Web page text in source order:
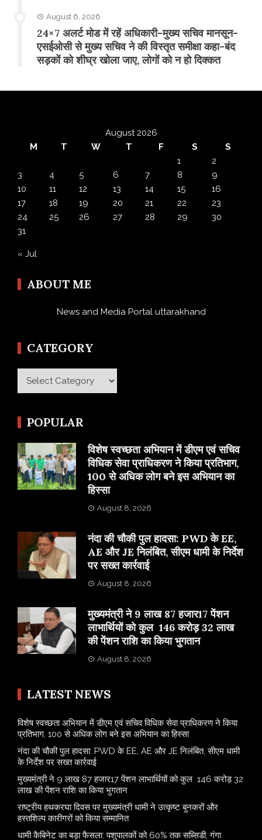
August 6, 2026
24×7 अलर्ट मोड में रहें अधिकारी-मुख्य सचिव मानसून-
एसईओसी से मुख्य सचिव ने की विस्तृत समीक्षा कहा-बंद
सड़कों को शीघ्र खोला जाए, लोगों को न हो दिक्कत
August 2026
M
T W T F S
S
1
2
3
4 5 6 7 8
9
10
11 12 13 14 15
16
17
18 19 20 21 22
23
24
25 26 27 28 29
30
31
« Jul
ABOUT ME
News and Media Portal uttarakhand
CATEGORY
Category
POPULAR
विशेष स्वच्छता अभियान में डीएम एवं सचिव
विधिक सेवा प्राधिकरण ने किया प्रतिभाग,
100 से अधिक लोग बने इस अभियान का
हिस्सा
August 8, 2026
नंदा की चौकी पुल हादसा: PWD के EE,
AE और JE निलंबित, सीएम धामी के निर्देश
पर सख्त कार्रवाई
August 8, 2026
मुख्यमंत्री ने 9 लाख 87 हजार17 पेंशन
लाभार्थियों को कुल 146 करोड़ 32 लाख
की पेंशन राशि का किया भुगतान
August 8, 2026
LATEST NEWS
विशेष स्वच्छता अभियान में डीएम एवं सचिव विधिक सेवा प्राधिकरण ने किया
प्रतिभाग, 100 से अधिक लोग बने इस अभियान का हिस्सा
नंदा की चौकी पुल हादसा: PWD के EE, AE और JE निलंबित, सीएम धामी
के निर्देश पर सख्त कार्रवाई
मुख्यमंत्री ने 9 लाख 87 हजार17 पेंशन लाभार्थियों को कुल 146 करोड़ 32
लाख की पेंशन राशि का किया भुगतान
राष्ट्रीय हथकरघा दिवस पर मुख्यमंत्री धामी ने उत्कृष्ट बुनकरों और
हस्तशिल्प कारीगरों को किया सम्मानित
​धामी कैबिनेट का बड़ा फैसला: पशुपालकों को 60% तक सब्सिडी, गंगा